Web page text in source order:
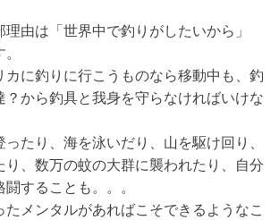
由は「世界中で釣りがしたいから」
カに釣りに行こうものなら移動中も、釣
？から釣具と我身を守らなければいけな
たり、海を泳いだり、山を駆け回り、
り、数万の蚊の大群に襲われたり、自分
することも。。。
メンタルがあればこそできるようなこ